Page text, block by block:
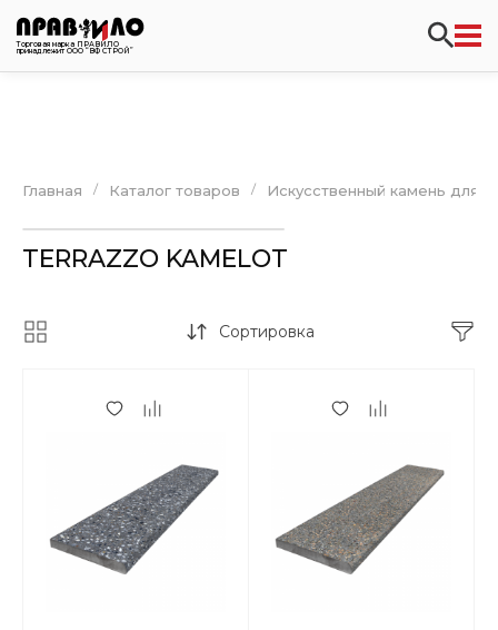
Торговая марка ПРАВИЛО
принадлежит ООО “ВФ СТРОЙ”
Главная / Каталог товаров / Искусственный камень для
TERRAZZO KAMELOT
Сортировка